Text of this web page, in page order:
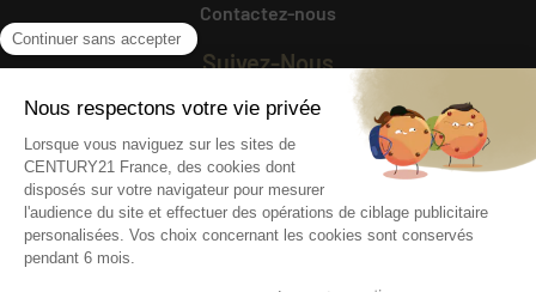
Contactez-nous
Suivez-Nous
Agencesimmobilieresavendre.fr @ 2025 AGENCES